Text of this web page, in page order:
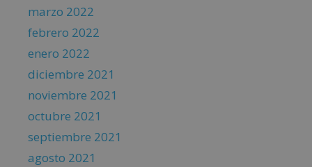
marzo 2022
febrero 2022
enero 2022
diciembre 2021
noviembre 2021
octubre 2021
septiembre 2021
agosto 2021